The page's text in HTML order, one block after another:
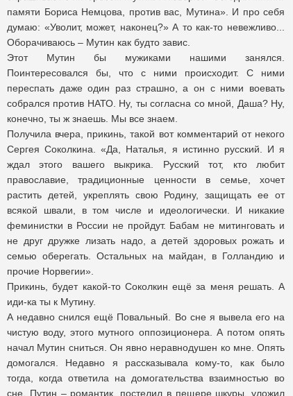
памяти Бориса Немцова, против вас, Мутина». И про себя
думаю: «Уволит, может, наконец?» А то как-то невежливо...
Оборачиваюсь – Мутин как будто завис.
Этот Мутин бы мужиками нашими занялся.
Поинтересовался бы, что с ними происходит. С ними
переспать даже один раз страшно, а он с ними воевать
собрался против НАТО. Ну, ты согласна со мной, Даша? Ну,
конечно, ты ж знаешь. Мы все знаем.
Получила вчера, прикинь, такой вот комментарий от некого
Сергея Соколкина. «Да, Наталья, я истинно русский. И я
ждал этого вашего выкрика. Русский тот, кто любит
православие, традиционные ценности в семье, хочет
растить детей, укреплять свою Родину, защищать ее от
всякой швали, в том числе и идеологически. И никакие
феминистки в России не пройдут. Бабам не митинговать и
не друг дружке лизать надо, а детей здоровых рожать и
семью оберегать. Остальных на майдан, в Голландию и
прочие Норвегии».
Прикинь, будет какой-то Соколкин ещё за меня решать. А
иди-ка ты к Мутину.
А недавно снился ещё Повальный. Во сне я вывела его на
чистую воду, этого мутного оппозиционера. А потом опять
начал Мутин сниться. Он явно неравнодушен ко мне. Опять
домогался. Недавно я рассказывала кому-то, как было
тогда, когда ответила на домогательства взаимностью во
сне. Путин – романтик, постелил в пещере шкуры, уложил